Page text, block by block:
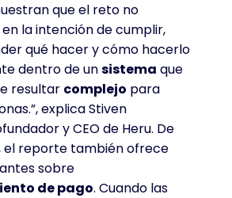
que el reto no
la intención de cumplir,
qué hacer y cómo hacerlo
dentro de unsistema que
resultar complejo para
explica Stiven
y CEO de Heru. De
el reporte también ofrece
sobre
de pago. Cuando las